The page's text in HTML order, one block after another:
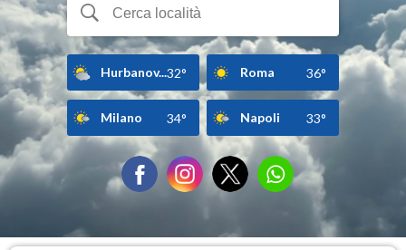
Hurbanov...32° Roma 36°
Milano 34° Napoli 33°